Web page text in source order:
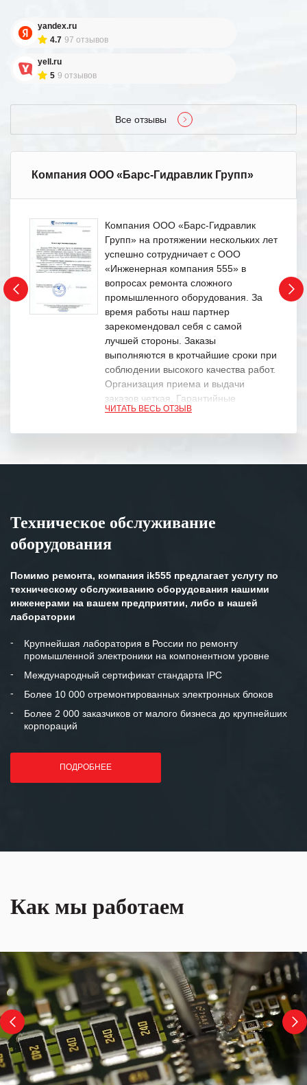
yandex.ru
4.7 97 отзывов
yell.ru
5 9 отзывов
Все отзывы
Компания ООО «Барс-Гидравлик Групп»
Компания ООО «Барс-Гидравлик
Групп» на протяжении нескольких лет
успешно сотрудничает с ООО
«Инженерная компания 555» в
вопросах ремонта сложного
промышленного оборудования. За
время работы наш партнер
зарекомендовал себя с самой
лучшей стороны. Заказы
выполняются в кротчайшие сроки при
соблюдении высокого качества работ.
Организация приема и выдачи
заказов четкая. Гарантийные
обязательства выполняются в
Особенно хочется отметить высокую
клиентоориентированность
готовность помочь в самых сложных
Мы высоко ценим сложившиеся
и доверительные партнерские
отношения и искренне желаем
«Инженерной компании «555» долгих
лет успеха и процветания.
ЧИТАТЬ ВЕСЬ ОТЗЫВ
Техническое обслуживание
оборудования
Помимо ремонта, компания ik555 предлагает услугу по
техническому обслуживанию оборудования нашими
инженерами на вашем предприятии, либо в нашей
лаборатории
Крупнейшая лаборатория в России по ремонту
промышленной электроники на компонентном уровне
Международный сертификат стандарта IPC
Более 10 000 отремонтированных электронных блоков
Более 2 000 заказчиков от малого бизнеса до крупнейших
корпораций
ПОДРОБНЕЕ
Как мы работаем